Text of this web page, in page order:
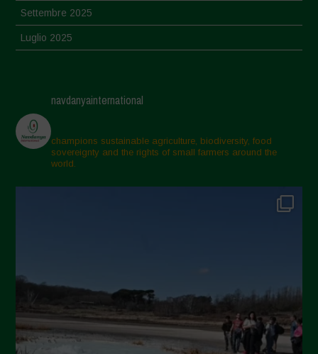
Settembre 2025
Luglio 2025
Aprile 2025
Marzo 2025
Febbraio 2025
Gennaio 2025
Settembre 2024
Luglio 2024
Maggio 2024
navdanyainternational
champions sustainable agriculture, biodiversity, food
sovereignty and the rights of small farmers around the
world.